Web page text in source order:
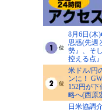
8月6日(木
思惑(先週
勢』、そ
控える点
米ドル/円
ンに！
152円が
略へ(西原
日米協調